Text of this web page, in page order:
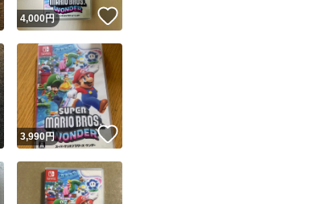
いいね！
4,000円
いいね！
3,990円 いいね！